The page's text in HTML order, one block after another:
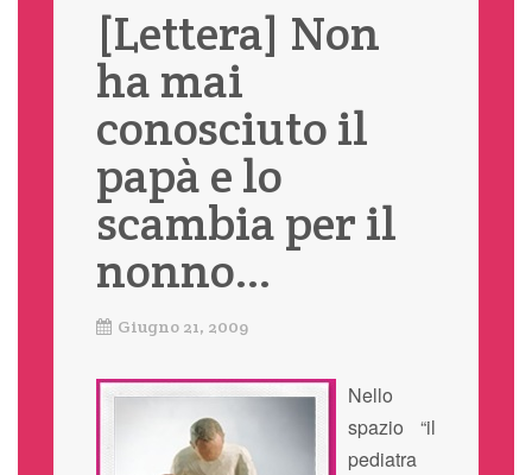
[Lettera] Non
ha mai
conosciuto il
papà e lo
scambia per il
nonno…
Giugno 21, 2009
Nello
spazio “il
pediatra